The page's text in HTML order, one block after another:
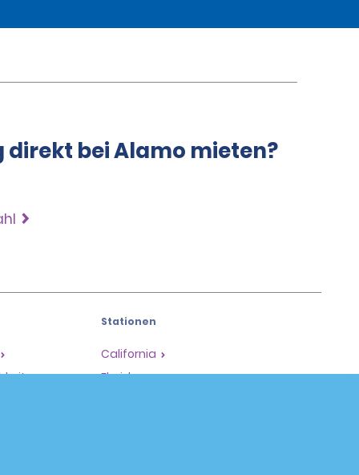
direkt bei Alamo mieten?
Stationen
California
Florida